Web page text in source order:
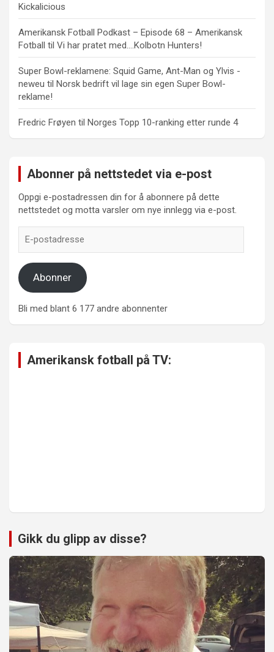
Kickalicious
Amerikansk Fotball Podkast – Episode 68 – Amerikansk
Fotball til Vi har pratet med….Kolbotn Hunters!
Super Bowl-reklamene: Squid Game, Ant-Man og Ylvis -
neweu til Norsk bedrift vil lage sin egen Super Bowl-
reklame!
Fredric Frøyen til Norges Topp 10-ranking etter runde 4
Abonner på nettstedet via e-post
Oppgi e-postadressen din for å abonnere på dette
nettstedet og motta varsler om nye innlegg via e-post.
postadresse
Abonner
Bli med blant 6 177 andre abonnenter
Amerikansk fotball på TV:
Gikk du glipp av disse?